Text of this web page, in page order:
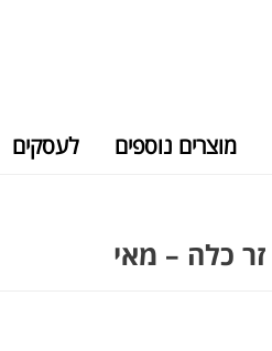
מוצרים נוספים לעסקים
זר כלה – מאי